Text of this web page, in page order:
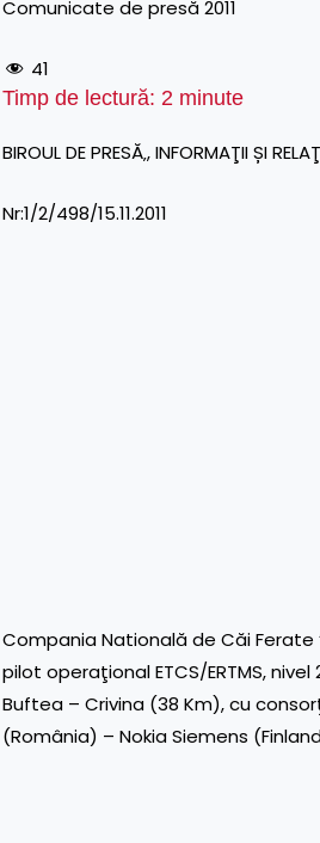
Comunicate de presă 2011
41
Timp de lectură: 2 minute
BIROUL DE PRESĂ‚, INFORMAŢII ȘI
Nr:1/2/498/15.11.2011
Compania Natională de Căi
pilot operaţional ETCS/ERTMS,
Buftea – Crivina (38 Km), cu
(România) – Nokia Siemens